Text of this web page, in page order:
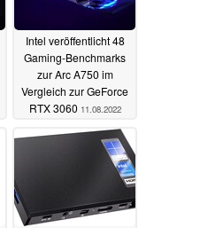
Intel veröffentlicht 48
Gaming-Benchmarks
zur Arc A750 im
Vergleich zur GeForce
RTX 3060 11.08.2022